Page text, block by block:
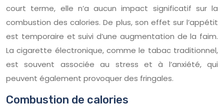
court terme, elle n’a aucun impact significatif sur la
combustion des calories. De plus, son effet sur l’appétit
est temporaire et suivi d’une augmentation de la faim.
La cigarette électronique, comme le tabac traditionnel,
est souvent associée au stress et à l’anxiété, qui
peuvent également provoquer des fringales.
Combustion de calories